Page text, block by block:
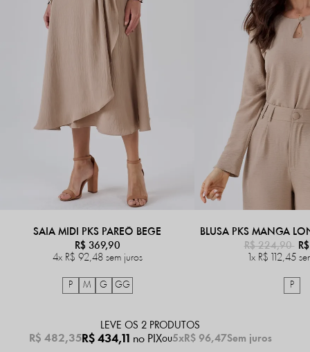
SAIA MIDI PKS PAREÔ BEGE
R$ 369,90
4x R$ 92,48 sem juros
P M G GG
R$ 224,90
1x R$ 112,45
P
LEVE OS 2 PRODUTOS
R$ 482,35R$ 434,11 no PIX 5xR$ 96,47Sem juros